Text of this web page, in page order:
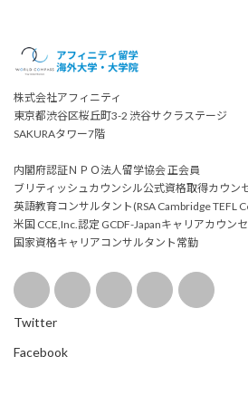
株式会社アフィニティ
東京都渋谷区桜丘町3-2 渋谷サクラステージ
SAKURAタワー7階
内閣府認証ＮＰＯ法人留学協会 正会員
ブリティッシュカウンシル公式資格取得カウン
英語教育コンサルタント(RSA Cambridge TEFL
米国 CCE,Inc.認定 GCDF-Japanキャリアカウン
国家資格キャリアコンサルタント常勤
Twitter
Facebook